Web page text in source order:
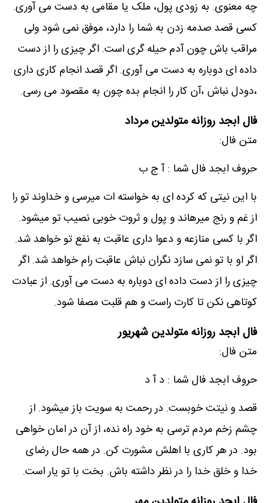
چه معنوی. به زودی پول، ملک یا مقامی به دست می آوری.
کسی قصد صدمه زدن به شما را دارد، موفق نمی شود ولی
مراقب باش چون آدم حیله گری است. اگر چیزی را از دست
داده ای دوباره به دست می آوری. اگر قصد انجام کاری داری
،دودل نباش ،آن کار را انجام بده چون به مقصود می رسی.
فال ابجد روزانه متولدین مرداد
متن فال:
حروف ابجد فال شما : آ ج ب
با این نیتی که کرده ای به خواسته ات میرسی و خداوند تو را
از غم و رنج میرهاند و پول و ثروت خوبی نصیب تو میشود.
اگر با کسی منازعه و دعوا داری عاقبت به نفع تو خواهد شد.
اگر او با تو نمی سازد نگران نباش عاقبت رام خواهد شد. اگر
چیزی را از دست داده ای دوباره به دست می آوری. از عبادت
کوتاهی نکن تا کارت راست و هم قلبت مصفا شود.
فال ابجد روزانه متولدین شهریور
متن فال:
حروف ابجد فال شما : د آ د
قصد و نیتت خوبست. در رحمت به سویت باز میشود. از
چشم زخم مردم ترسی به خود راه نده، از آن در امان خواهی
بود. در هر کاری با اهلش مشورت کن. در همه حال رضای
خدا و خلق خدا را در نظر داشته باش. بخت با تو یار است.